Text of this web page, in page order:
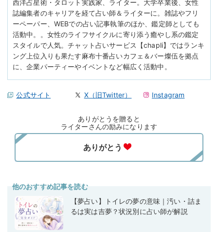
西洋占星術・タロット実践家、ライター。大学卒業後、女性
誌編集者のキャリアを経て占い師＆ライターに。雑誌やフリ
ーペーパー、WEBでの占い記事執筆のほか、鑑定師としても
活動中。。女性のライフサイクルに寄り添う癒やし系の鑑定
スタイルで人気。チャット占いサービス【chapli】ではランキ
ング上位入りも果たす麻布十番占いカフェ＆バー燦伍を拠点
に、企業パーティーやイベントなど幅広く活動中。
公式サイト X（旧Twitter） Instagram
ありがとうを贈ると
ライターさんの励みになります
他のおすすめ記事を読む
【夢占い】トイレの夢の意味｜汚い・詰ま
るは実は吉夢？状況別に占い師が解説